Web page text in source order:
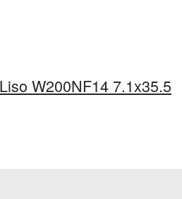
W200NF14 7.1x35.5